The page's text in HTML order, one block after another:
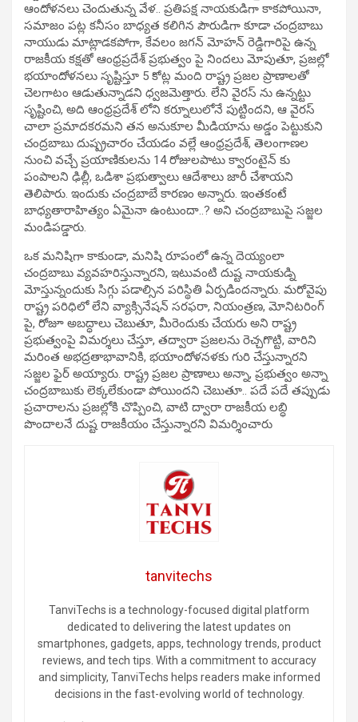
ఆందోళనలు చెందుతున్న వేళ.. ప్రతిపక్ష నాయకుడిగా కాకపోయినా,
సమాజం పట్ల కనీసం బాధ్యత కలిగిన పౌరుడిగా కూడా చంద్రబాబు
నాయుడు మాట్లాడకపోగా, కేవలం జగన్ మోహన్ రెడ్డిగారిపై ఉన్న
రాజకీయ కక్షతో ఆంధ్రప్రదేశ్ ప్రభుత్వం పై నిందలు మోపుతూ, ప్రజల్లో
భయాందోళనలు సృష్టిస్తూ 5 కోట్ల మంది రాష్ట్ర ప్రజల ప్రాణాలతో
చెలగాటం ఆడుతున్నాడని ధ్వజమెత్తారు. లేని వైరస్ ను ఉన్నట్టు
సృష్టించి, అది ఆంధ్రప్రదేశ్ లోని కర్నూలులోనే పుట్టిందని, ఆ వైరస్
చాలా ప్రమాదకరమని తన అనుకూల మీడియాను అడ్డం పెట్టుకుని
చంద్రబాబు దుష్ప్రచారం చేయడం వల్లే ఆంధ్రప్రదేశ్, తెలంగాణల
నుంచి వచ్చే ప్రయాణికులను 14 రోజులపాటు క్వారంటైన్ కు
పంపాలని ఢిల్లీ, ఒడిశా ప్రభుత్వాలు ఆదేశాలు జారీ చేశాయని
తెలిపారు. ఇందుకు చంద్రబాబే కారణం అన్నారు. ఇంతకంటే
బాధ్యతారాహిత్యం ఏమైనా ఉంటుందా..? అని చంద్రబాబుపై సజ్జల
మండిపడ్డారు.
ఒక మనిషిగా కాకుండా, మనిషి రూపంలో ఉన్న దెయ్యంలా
చంద్రబాబు వ్యవహరిస్తున్నారని, ఇటువంటి దుష్ట నాయకుడ్ని
మోస్తున్నందుకు సిగ్గు పడాల్సిన పరిస్థితి ఏర్పడిందన్నారు. మరోవైపు
రాష్ట్ర పరిధిలో లేని వ్యాక్సినేషన్ సరఫరా, నియంత్రణ, మోనిటరింగ్
పై, రోజూ అబద్ధాలు చెబుతూ, మీరెందుకు చేయరు అని రాష్ట్ర
ప్రభుత్వంపై విమర్శలు చేస్తూ, తద్వారా ప్రజలను రెచ్చగొట్టి, వారిని
మరింత అభద్రతాభావానికి, భయాందోళనళకు గురి చేస్తున్నారని
సజ్జల ఫైర్ అయ్యారు. రాష్ట్ర ప్రజల ప్రాణాలు అన్నా, ప్రభుత్వం అన్నా
చంద్రబాబుకు లెక్కలేకుండా పోయిందని చెబుతూ.. పదే పదే తప్పుడు
ప్రచారాలను ప్రజల్లోకి చొప్పించి, వాటి ద్వారా రాజకీయ లబ్ధి
పొందాలనే దుష్ట రాజకీయం చేస్తున్నారని విమర్శించారు
tanvitechs
TanviTechs is a technology-focused digital platform
dedicated to delivering the latest updates on
smartphones, gadgets, apps, technology trends, product
reviews, and tech tips. With a commitment to accuracy
and simplicity, TanviTechs helps readers make informed
decisions in the fast-evolving world of technology.